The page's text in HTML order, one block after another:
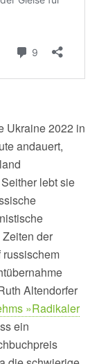
Ukraine 2022 in
andauert,
lebt sie
der
Altendorfer
»Radikaler
ein